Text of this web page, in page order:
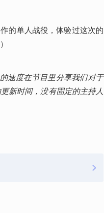
的单人战役，体验过这次的
速度在节目里分享我们对于
新时间，没有固定的主持人